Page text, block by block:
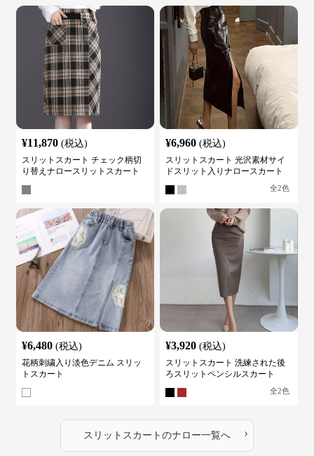
¥11,870 (税込)
スリットスカート チェック柄切
り替えナロースリットスカート
¥6,960 (税込)
スリットスカート 光沢素材サイ
ドスリット入りナロースカート
全2色
¥6,480 (税込)
花柄刺繍入り淡色デニム スリッ
トスカート
¥3,920 (税込)
スリットスカート 洗練された後
ろスリットペンシルスカート
全2色
スリットスカート のナロー一覧へ ›